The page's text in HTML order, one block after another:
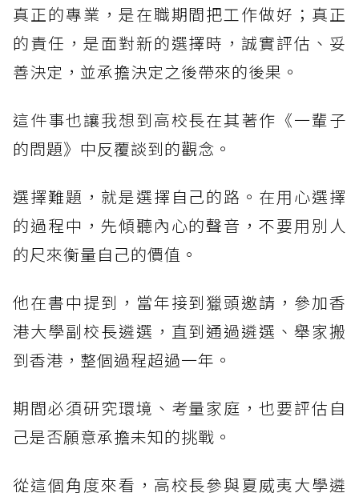
真正的專業，是在職期間把工作做好；真正
的責任，是面對新的選擇時，誠實評估、妥
善決定，並承擔決定之後帶來的後果。
這件事也讓我想到高校長在其著作《一輩子
的問題》中反覆談到的觀念。
選擇難題，就是選擇自己的路。在用心選擇
的過程中，先傾聽內心的聲音，不要用別人
的尺來衡量自己的價值。
他在書中提到，當年接到獵頭邀請，參加香
港大學副校長遴選，直到通過遴選、舉家搬
到香港，整個過程超過一年。
期間必須研究環境、考量家庭，也要評估自
己是否願意承擔未知的挑戰。
從這個角度來看，高校長參與夏威夷大學遴